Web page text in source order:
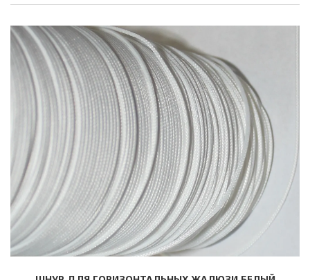
Горизонтальные
Вертикальные
Римские